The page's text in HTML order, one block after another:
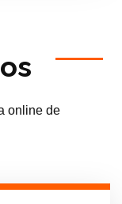
online de